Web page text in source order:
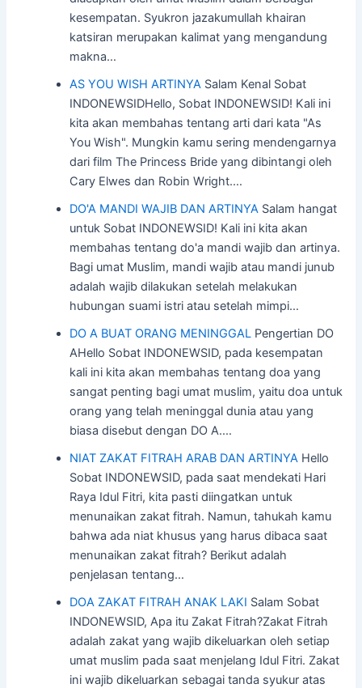
kesempatan. Syukron jazakumullah khairan
katsiran merupakan kalimat yang mengandung
makna…
AS YOU WISH ARTINYA Salam Kenal Sobat
INDONEWSIDHello, Sobat INDONEWSID! Kali ini
kita akan membahas tentang arti dari kata "As
You Wish". Mungkin kamu sering mendengarnya
dari film The Princess Bride yang dibintangi oleh
Cary Elwes dan Robin Wright.…
DO'A MANDI WAJIB DAN ARTINYA Salam hangat
untuk Sobat INDONEWSID! Kali ini kita akan
membahas tentang do'a mandi wajib dan artinya.
Bagi umat Muslim, mandi wajib atau mandi junub
adalah wajib dilakukan setelah melakukan
hubungan suami istri atau setelah mimpi…
DO A BUAT ORANG MENINGGAL Pengertian DO
AHello Sobat INDONEWSID, pada kesempatan
kali ini kita akan membahas tentang doa yang
sangat penting bagi umat muslim, yaitu doa untuk
orang yang telah meninggal dunia atau yang
biasa disebut dengan DO A.…
NIAT ZAKAT FITRAH ARAB DAN ARTINYA Hello
Sobat INDONEWSID, pada saat mendekati Hari
Raya Idul Fitri, kita pasti diingatkan untuk
menunaikan zakat fitrah. Namun, tahukah kamu
bahwa ada niat khusus yang harus dibaca saat
menunaikan zakat fitrah? Berikut adalah
penjelasan tentang…
DOA ZAKAT FITRAH ANAK LAKI Salam Sobat
INDONEWSID, Apa itu Zakat Fitrah?Zakat Fitrah
adalah zakat yang wajib dikeluarkan oleh setiap
umat muslim pada saat menjelang Idul Fitri. Zakat
ini wajib dikeluarkan sebagai tanda syukur atas